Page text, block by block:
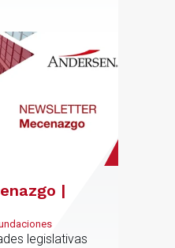
|
legislativas